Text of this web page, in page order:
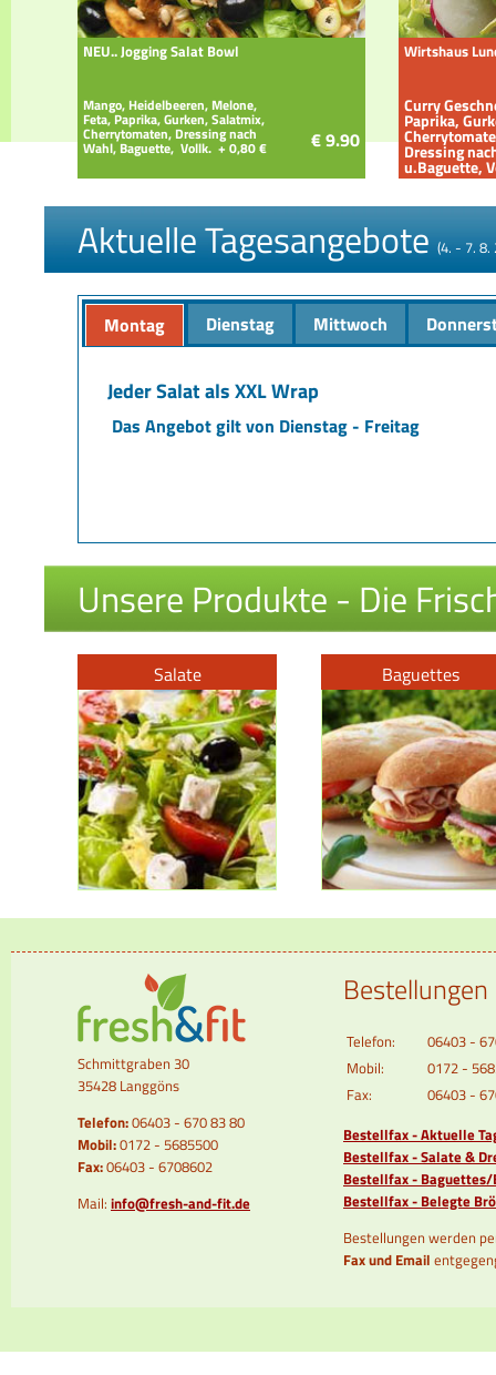
NEU.. Jogging Salat Bowl
Mango, Heidelbeeren, Melone,
Feta, Paprika, Gurken, Salatmix,
Cherrytomaten, Dressing nach
Wahl, Baguette, Vollk. + 0,80 € € 9.90
Wirtshaus
Curry
Paprika,
Dressing
u.Baguette,
Aktuelle Tagesangebote(4. - 7. 8.
Montag Dienstag Mittwoch
Jeder Salat als XXL Wrap
Das Angebot gilt von Dienstag - Freitag
Unsere Produkte - Die
Salate Baguettes
Schmittgraben 30
35428 Langgöns
Telefon:06403 - 670 83 80
Mobil:0172 - 5685500
Fax:06403 - 6708602
Mail: info@fresh-and-fit.de
Bestellungen
Telefon:
06403 -
Mobil:
0172 -
Fax:
06403 -
Bestellfax - Aktuelle
Bestellfax - Salate &
Bestellfax -
Bestellfax - Belegte
Bestellungen werden
Fax und Email